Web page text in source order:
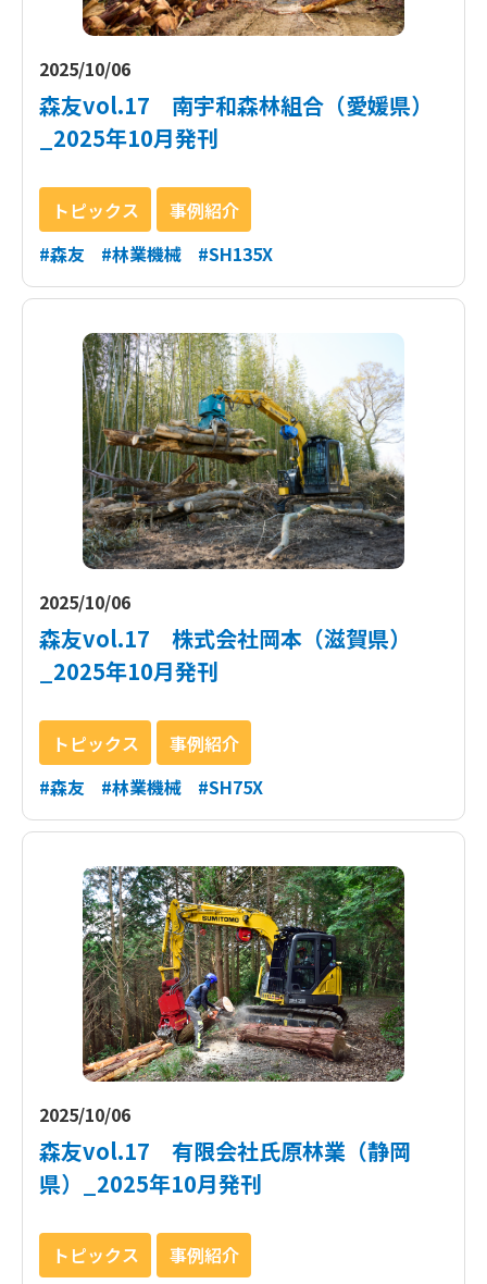
2025/10/06
森友vol.17 南宇和森林組合（愛媛県）
_2025年10月発刊
トピックス
事例紹介
#森友
#林業機械 #SH135X
2025/10/06
森友vol.17 株式会社岡本（滋賀県）
_2025年10月発刊
トピックス
事例紹介
#森友
#林業機械 #SH75X
2025/10/06
森友vol.17 有限会社氏原林業（静岡
県）_2025年10月発刊
トピックス
事例紹介